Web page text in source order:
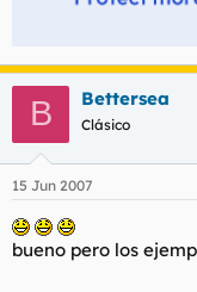
B Bettersea
Clásico
15 Jun 2007
bueno pero los